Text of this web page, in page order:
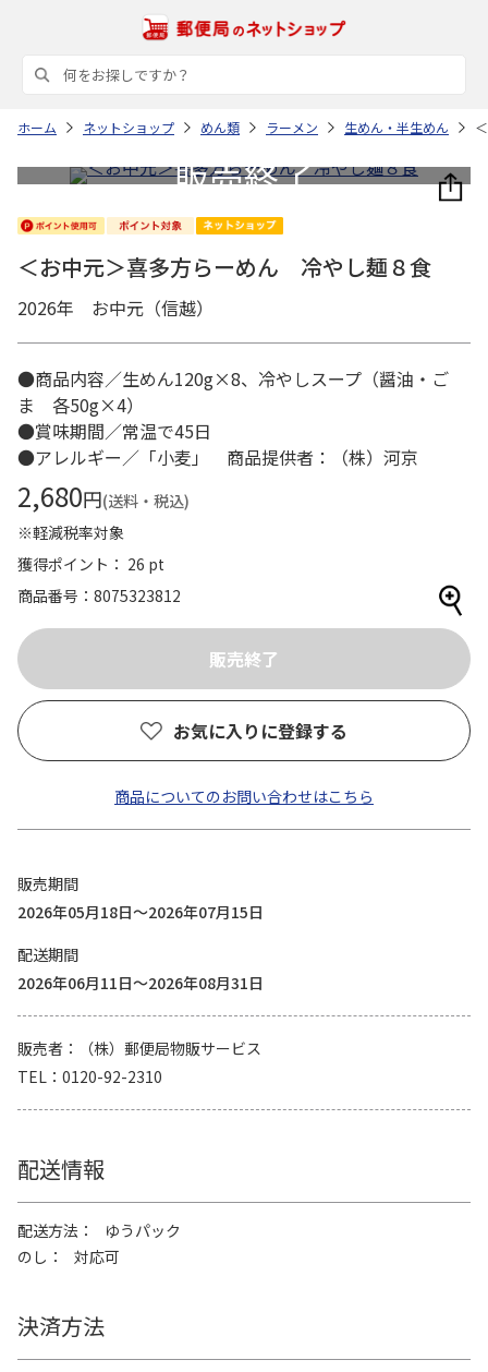
ホーム ネットショップ めん類 ラーメン 生めん・半生めん
＜お中元＞喜多方らーめん 冷やし麺８食
2026年 お中元（信越）
●商品内容／生めん120g×8、冷やしスープ（醤油・ご
ま 各50g×4）
●賞味期間／常温で45日
●アレルギー／「小麦」 商品提供者：（株）河京
2,680円(送料・税込)
※軽減税率対象
獲得ポイント： 26 pt
商品番号
8075323812
お気に入りに登録する
商品についてのお問い合わせはこちら
販売期間
2026年05月18日～2026年07月15日
配送期間
2026年06月11日～2026年08月31日
販売者
（株）郵便局物販サービス
TEL
0120-92-2310
配送情報
配送方法
ゆうパック
のし
対応可
決済方法